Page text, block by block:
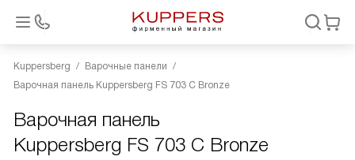
Kuppersberg
Варочные панели
Варочная панель Kuppersberg FS 703 C Bronze
Варочная панель
Kuppersberg FS 703 C Bronze